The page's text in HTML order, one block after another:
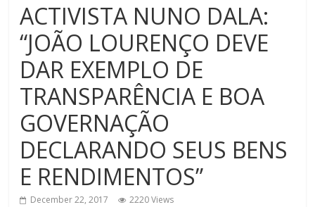
ACTIVISTA NUNO DALA:
“JOÃO LOURENÇO DEVE
DAR EXEMPLO DE
TRANSPARÊNCIA E BOA
GOVERNAÇÃO
DECLARANDO SEUS BENS
E RENDIMENTOS”
December 22, 2017 2220 Views